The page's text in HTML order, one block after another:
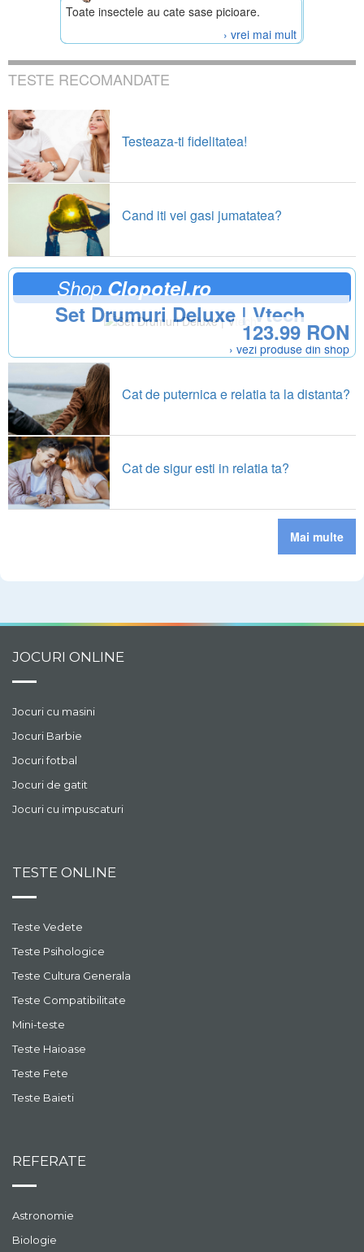
Toate insectele au cate sase picioare.
› vrei mai mult
TESTE RECOMANDATE
Testeaza-ti fidelitatea!
Cand iti vei gasi jumatatea?
ShopClopotel.ro
Set Drumuri Deluxe | Vtech
123.99 RON
› vezi produse din shop
Cat de puternica e relatia ta la distanta?
Cat de sigur esti in relatia ta?
Mai multe
JOCURI ONLINE
Jocuri cu masini
Jocuri Barbie
Jocuri fotbal
Jocuri de gatit
Jocuri cu impuscaturi
TESTE ONLINE
Teste Vedete
Teste Psihologice
Teste Cultura Generala
Teste Compatibilitate
Mini-teste
Teste Haioase
Teste Fete
Teste Baieti
REFERATE
Astronomie
Biologie